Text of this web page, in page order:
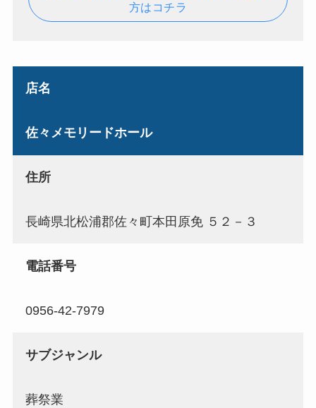
方はコチラ
店名
佐々メモリードホール
住所
長崎県北松浦郡佐々町本田原免 ５２－３
電話番号
0956-42-7979
サブジャンル
葬祭業